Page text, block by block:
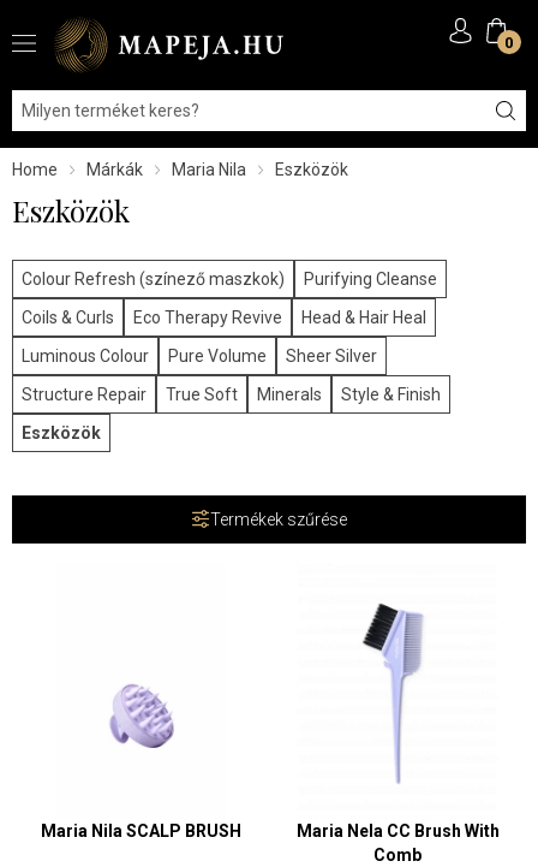
0
Home Márkák Maria Nila Eszközök
Eszközök
Colour Refresh (színező maszkok)
Purifying Cleanse
Coils & Curls
Eco Therapy Revive
Head & Hair Heal
Luminous Colour
Pure Volume
Sheer Silver
Structure Repair
True Soft Minerals
Style & Finish
Eszközök
Termékek szűrése
Maria Nila SCALP BRUSH
Maria Nela CC Brush With
Comb